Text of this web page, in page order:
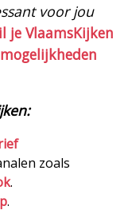
voor jou
je VlaamsKijken
zoals
.
.